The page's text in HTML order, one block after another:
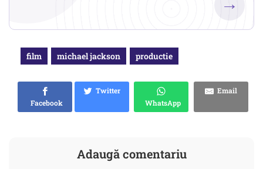
→
film michael jackson productie
Facebook
Twitter
WhatsApp
Email
Adaugă comentariu